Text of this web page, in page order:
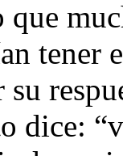
tener
su
dice: